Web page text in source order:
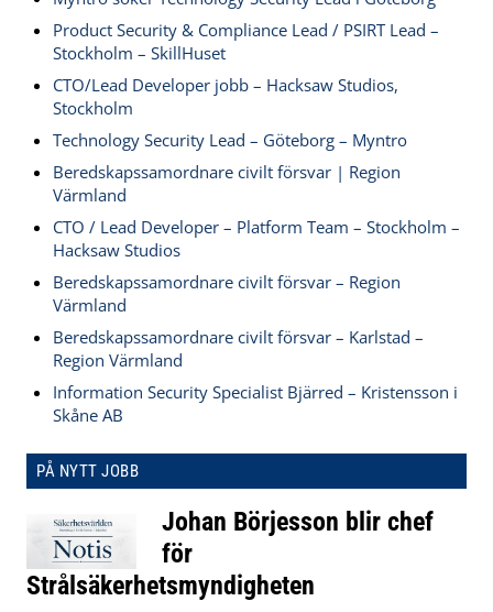
Product Security & Compliance Lead / PSIRT Lead –
Stockholm – SkillHuset
CTO/Lead Developer jobb – Hacksaw Studios,
Stockholm
Technology Security Lead – Göteborg – Myntro
Beredskapssamordnare civilt försvar | Region
Värmland
CTO / Lead Developer – Platform Team – Stockholm –
Hacksaw Studios
Beredskapssamordnare civilt försvar – Region
Värmland
Beredskapssamordnare civilt försvar – Karlstad –
Region Värmland
Information Security Specialist Bjärred – Kristensson i
Skåne AB
PÅ NYTT JOBB
Johan Börjesson blir chef
för
Strålsäkerhetsmyndigheten